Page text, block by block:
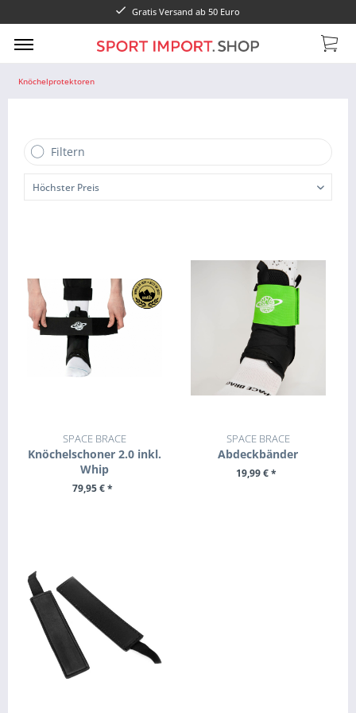
Gratis Versand ab 50 Euro
Knöchelprotektoren
Filtern
SPACE BRACE
Knöchelschoner 2.0 inkl.
Whip
79,95 € *
SPACE BRACE
Abdeckbänder
19,99 € *